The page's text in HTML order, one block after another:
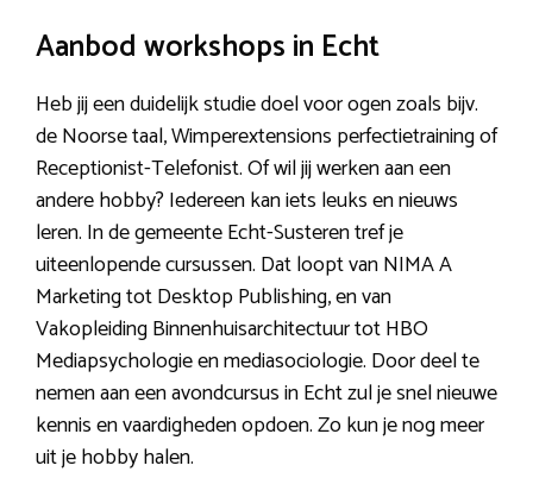
Aanbod workshops in Echt
Heb jij een duidelijk studie doel voor ogen zoals bijv.
de Noorse taal, Wimperextensions perfectietraining of
Receptionist-Telefonist. Of wil jij werken aan een
andere hobby? Iedereen kan iets leuks en nieuws
leren. In de gemeente Echt-Susteren tref je
uiteenlopende cursussen. Dat loopt van NIMA A
Marketing tot Desktop Publishing, en van
Vakopleiding Binnenhuisarchitectuur tot HBO
Mediapsychologie en mediasociologie. Door deel te
nemen aan een avondcursus in Echt zul je snel nieuwe
kennis en vaardigheden opdoen. Zo kun je nog meer
uit je hobby halen.